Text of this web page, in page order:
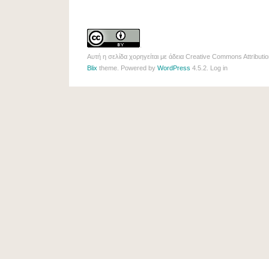
Αυτή η σελίδα χορηγείται με άδεια Creative Commons
Blix theme. Powered by WordPress 4.5.2. Log in